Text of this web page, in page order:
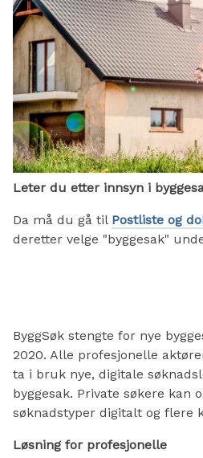
Leter du etter innsyn i
Da må du gå til Postliste og
deretter velge "byggesak"
ByggSøk stengte for nye
2020. Alle profesjonelle
ta i bruk nye, digitale
byggesak. Private søkere kan
søknadstyper digitalt og flere
Løsning for profesjonelle